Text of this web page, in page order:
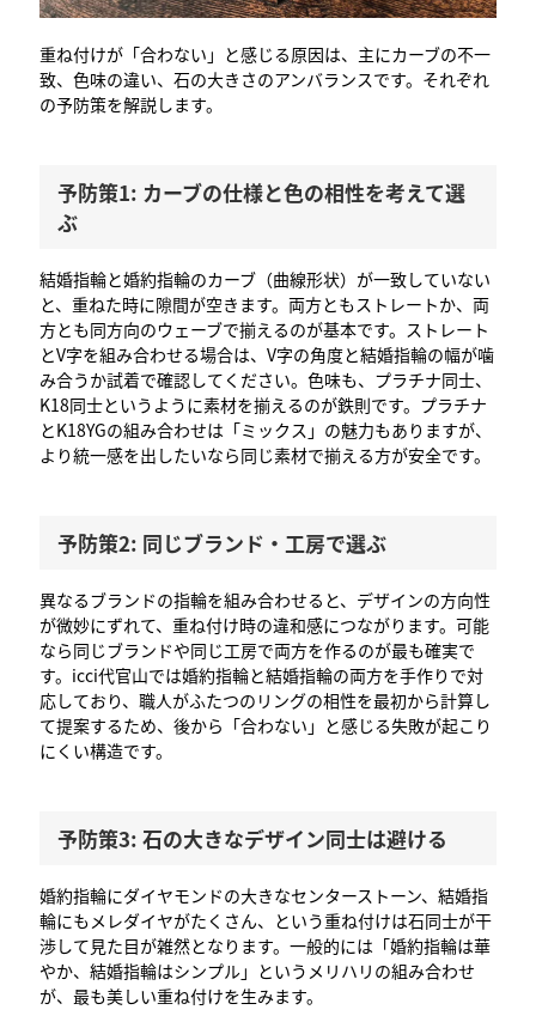
重ね付けが「合わない」と感じる原因は、主にカーブの不一
致、色味の違い、石の大きさのアンバランスです。それぞれ
の予防策を解説します。
予防策1: カーブの仕様と色の相性を考えて選
ぶ
結婚指輪と婚約指輪のカーブ（曲線形状）が一致していない
と、重ねた時に隙間が空きます。両方ともストレートか、両
方とも同方向のウェーブで揃えるのが基本です。ストレート
とV字を組み合わせる場合は、V字の角度と結婚指輪の幅が噛
み合うか試着で確認してください。色味も、プラチナ同士、
K18同士というように素材を揃えるのが鉄則です。プラチナ
とK18YGの組み合わせは「ミックス」の魅力もありますが、
より統一感を出したいなら同じ素材で揃える方が安全です。
予防策2: 同じブランド・工房で選ぶ
異なるブランドの指輪を組み合わせると、デザインの方向性
が微妙にずれて、重ね付け時の違和感につながります。可能
なら同じブランドや同じ工房で両方を作るのが最も確実で
す。icci代官山では婚約指輪と結婚指輪の両方を手作りで対
応しており、職人がふたつのリングの相性を最初から計算し
て提案するため、後から「合わない」と感じる失敗が起こり
にくい構造です。
予防策3: 石の大きなデザイン同士は避ける
婚約指輪にダイヤモンドの大きなセンターストーン、結婚指
輪にもメレダイヤがたくさん、という重ね付けは石同士が干
渉して見た目が雑然となります。一般的には「婚約指輪は華
やか、結婚指輪はシンプル」というメリハリの組み合わせ
が、最も美しい重ね付けを生みます。